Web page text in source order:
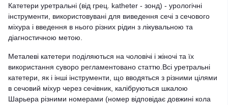
Катетери уретральні (від грец. katheter - зонд) - урологічні
інструменти, використовувані для виведення сечі з сечового
міхура і введення в нього різних рідин з лікувальною та
діагностичною метою.
Металеві катетери поділяються на чоловічі і жіночі та їх
використання суворо регламентовано статтю.Всі уретральні
катетери, як і інші інструменти, що вводяться з різними цілями
в сечовий міхур через сечівник, калібруються шкалою
Шарьера різними номерами (номер відповідає довжині кола